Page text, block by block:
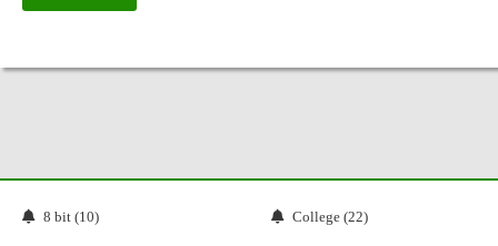
8 bit (10) College (22)